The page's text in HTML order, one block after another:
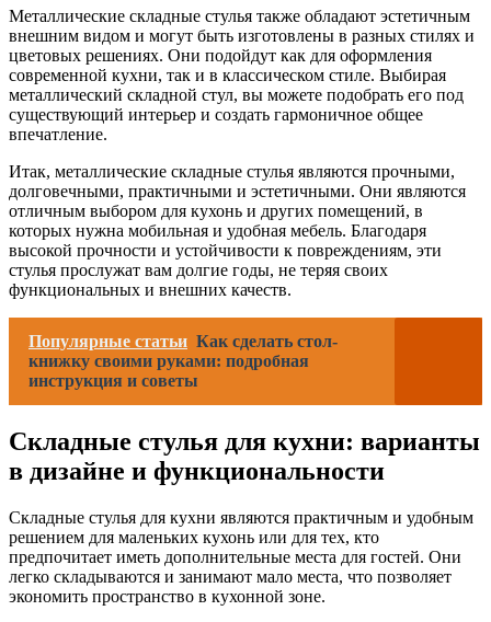
Металлические складные стулья также обладают эстетичным
внешним видом и могут быть изготовлены в разных стилях и
цветовых решениях. Они подойдут как для оформления
современной кухни, так и в классическом стиле. Выбирая
металлический складной стул, вы можете подобрать его под
существующий интерьер и создать гармоничное общее
впечатление.
Итак, металлические складные стулья являются прочными,
долговечными, практичными и эстетичными. Они являются
отличным выбором для кухонь и других помещений, в
которых нужна мобильная и удобная мебель. Благодаря
высокой прочности и устойчивости к повреждениям, эти
стулья прослужат вам долгие годы, не теряя своих
функциональных и внешних качеств.
Популярные статьи Как сделать стол-
книжку своими руками: подробная
инструкция и советы
Складные стулья для кухни: варианты
в дизайне и функциональности
Складные стулья для кухни являются практичным и удобным
решением для маленьких кухонь или для тех, кто
предпочитает иметь дополнительные места для гостей. Они
легко складываются и занимают мало места, что позволяет
экономить пространство в кухонной зоне.